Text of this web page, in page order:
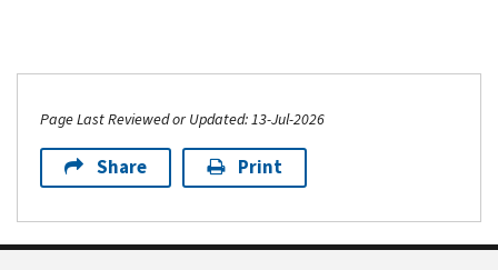
Page Last Reviewed or Updated: 13-Jul-2026
Share Print